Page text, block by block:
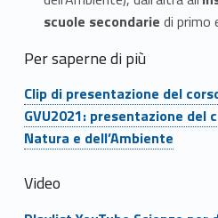
l
l
’
A
m
scuole secondarie di primo
Per saperne di più
Link identifier #identifier__10678-2
Clip di presentazione del
Link identifier #identifier__199820-3
GVU2021: presentazione del
Natura e dell’Ambiente
Video
Link identifier #identifier__30454-4